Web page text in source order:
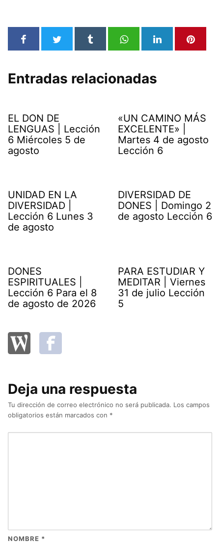
Entradas relacionadas
EL DON DE
LENGUAS | Lección
6 Miércoles 5 de
agosto
«UN CAMINO MÁS
EXCELENTE» |
Martes 4 de agosto
Lección 6
UNIDAD EN LA
DIVERSIDAD |
Lección 6 Lunes 3
de agosto
DIVERSIDAD DE
DONES | Domingo 2
de agosto Lección 6
DONES
ESPIRITUALES |
Lección 6 Para el 8
de agosto de 2026
PARA ESTUDIAR Y
MEDITAR | Viernes
31 de julio Lección
5
Deja una respuesta
Tu dirección de correo electrónico no será publicada. Los campos
obligatorios están marcados con *
NOMBRE *